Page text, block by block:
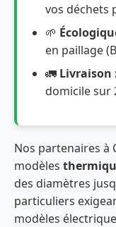
vos déchets
🌱
en paillage
🚛 Livraison
domicile sur
Nos partenaires à
modèles
des diamètres
particuliers
modèles